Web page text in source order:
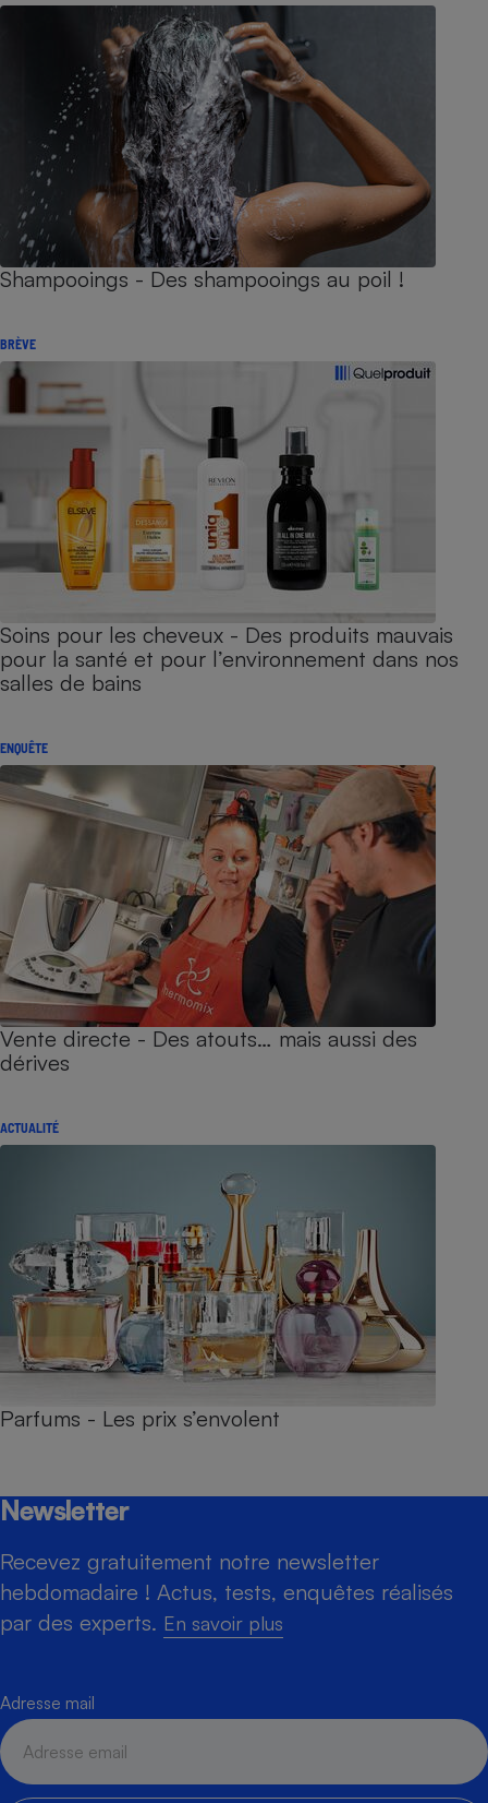
Shampooings - Des shampooings au poil !
BRÈVE
Soins pour les cheveux - Des produits mauvais
pour la santé et pour l’environnement dans nos
salles de bains
ENQUÊTE
Vente directe - Des atouts… mais aussi des
dérives
ACTUALITÉ
Parfums - Les prix s’envolent
Newsletter
Recevez gratuitement notre newsletter
hebdomadaire ! Actus, tests, enquêtes réalisés
par des experts. En savoir plus
Adresse mail